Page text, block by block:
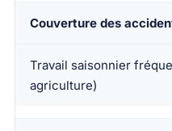
Couverture des
Travail saisonnier
agriculture)